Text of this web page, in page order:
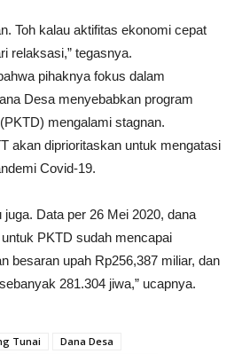
Toh kalau aktifitas ekonomi cepat
relaksasi,” tegasnya.
pihaknya fokus dalam
Desa menyebabkan program
mengalami stagnan.
akan diprioritaskan untuk mengatasi
Covid-19.
juga. Data per 26 Mei 2020, dana
PKTD sudah mencapai
besaran upah Rp256,387 miliar, dan
281.304 jiwa,” ucapnya.
Tunai
Dana Desa